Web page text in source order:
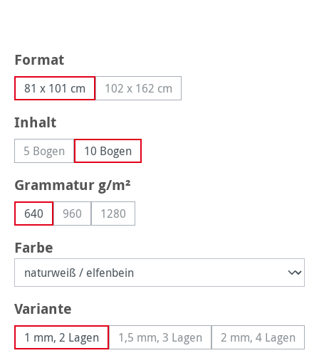
Formatauswählen
81 x 101 cm 102 x 162 cm(Diese Option ist zurzeit nicht
Inhaltauswählen
5 Bogen(Diese Option ist zurzeit nicht verfügbar.)
10 Bogen
Grammatur g/m²
640 960(Diese Option ist zurzeit nicht verfügbar.)
1280(Diese Option ist zurzeit nicht verfügbar.)
Farbe
Variante
1 mm, 2 Lagen 1,5 mm, 3 Lagen(Diese Option ist zurzeit nicht
2 mm, 4 Lagen
(Diese